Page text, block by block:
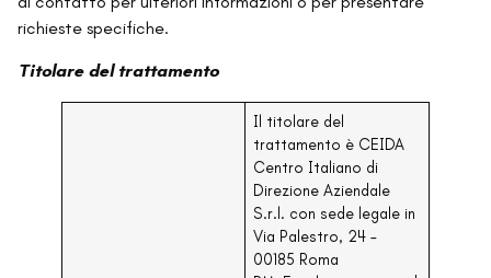
richieste specifiche.
Titolare del trattamento
Il titolare del
trattamento è CEIDA
Centro Italiano di
Direzione Aziendale
S.r.l. con sede legale in
Via Palestro, 24 –
00185 Roma